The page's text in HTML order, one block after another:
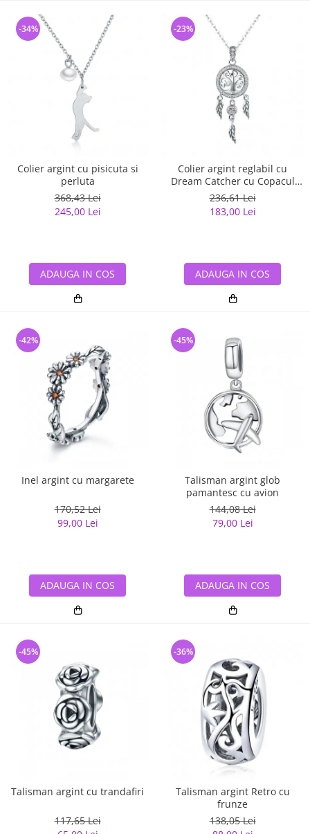
Colier argint cu pisicuta si
perluta
368,43 Lei
245,00 Lei
-34%
ADAUGA IN COS
Colier argint reglabil cu
Dream Catcher cu Copacul
Vietii
236,61 Lei
183,00 Lei
-23%
ADAUGA IN COS
Inel argint cu margarete
170,52 Lei
99,00 Lei
-42%
ADAUGA IN COS
Talisman argint glob
pamantesc cu avion
144,08 Lei
79,00 Lei
-45%
ADAUGA IN COS
Talisman argint cu trandafiri
117,65 Lei
-45%
Talisman argint Retro cu
frunze
138,05 Lei
-36%